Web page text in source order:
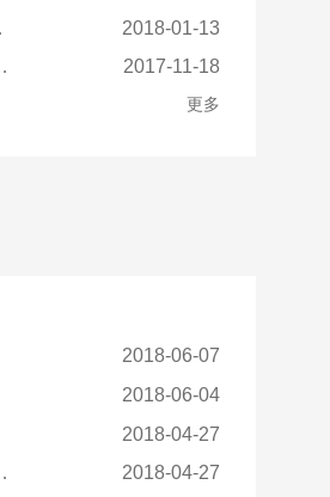
2018-01-13
2017-11-18
更多
2018-06-07
2018-06-04
2018-04-27
2018-04-27